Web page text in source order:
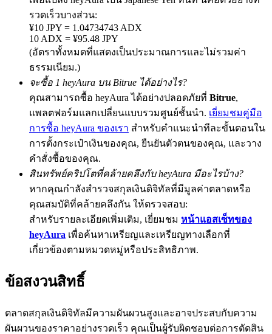
Exclusive for BitMart Users
Register & Trade to Win 500,000 USDT
Precious Metals Trading Carnival
Trade Gold & Silver · 33,333 USDT Bonus
USDT New User Exclusive 10% APR
USDT Flexible Staking | Daily Rewards
BTC New User Exclusive: 6.5% APR
รวดเร็วบางส่วน:
¥10 JPY = 1.04734743 ADX
10 ADX = ¥95.48 JPY
(อัตราทั้งหมดที่แสดงเป็นประมาณการและไม่รวมค่า
ธรรมเนียม.)
จะซื้อ 1 heyAura บน Bitrue ได้อย่างไร?
คุณสามารถซื้อ heyAura ได้อย่างปลอดภัยที่ Bitrue,
แพลตฟอร์มแลกเปลี่ยนแบบรวมศูนย์ชั้นนำ. เยี่ยมชมคู่มือ
การซื้อ heyAura ของเรา สำหรับคำแนะนำทีละขั้นตอนใน
การตั้งกระเป๋าเงินของคุณ, ยืนยันตัวตนของคุณ, และวาง
คำสั่งซื้อของคุณ.
สินทรัพย์คริปโตที่คล้ายคลึงกับ heyAura มีอะไรบ้าง?
หากคุณกำลังสำรวจสกุลเงินดิจิทัลที่มีมูลค่าตลาดหรือ
คุณสมบัติที่คล้ายคลึงกัน ให้ตรวจสอบ:
สำหรับรายละเอียดเพิ่มเติม, เยี่ยมชม หน้าแอสเซ็ทของ
heyAura เพื่อค้นหาเหรียญและเหรียญทางเลือกที่
เกี่ยวข้องตามหมวดหมู่หรือประสิทธิภาพ.
ข้อสงวนสิทธิ์
ตลาดสกุลเงินดิจิทัลมีความผันผวนสูงและอาจประสบกับความ
ผันผวนของราคาอย่างรวดเร็ว คุณเป็นผู้รับผิดชอบต่อการตัดสิน